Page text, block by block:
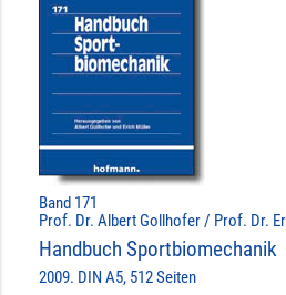
Band 171
Prof. Dr. Albert Gollhofer / Prof. Dr.
Handbuch Sportbiomechanik
2009. DIN A5, 512 Seiten